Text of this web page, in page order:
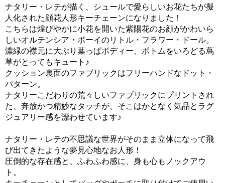
ナタリー・レテが描く、シュールで愛らしいお花たちが擬
人化された顔花人形キーチェーンになりました！
こちらは煌びやかに小花を開いた紫陽花のお顔がかわいら
しいオルテンシア・ボーイのリトル・フラワー・ドール。
濃緑の襟元に大ぶり葉っぱボディー、ボトムをいろどる蔦
草がとってもキュート♪
クッション裏面のファブリックはフリーハンドなドット・
パターン。
ナタリーこだわりの荒々しいファブリックにプリントされ
た、奔放かつ精妙なタッチが、そこはかとなく気品とラグ
ジュアリー感を漂わせています♪
ナタリー・レテの不思議な世界がそのまま立体になって飛
び出てきたような夢見心地なお人形！
圧倒的な存在感と、ふわふわ感に、身も心もノックアウ
ト。